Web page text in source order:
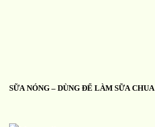
SỮA NÓNG – DÙNG ĐỂ LÀM SỮA CHUA